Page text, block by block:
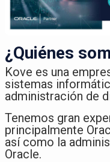
¿Quiénes
Kove es una
sistemas
administración de
Tenemos gran
principalmente
así como la
Oracle.